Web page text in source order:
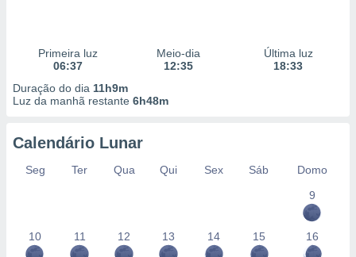
Primeira luz
06:37
Meio-dia
12:35
Última luz
18:33
Duração do dia 11h9m
Luz da manhã restante 6h48m
Calendário Lunar
Seg Ter Qua Qui Sex Sáb
Domo
9
10 11 12 13 14 15 16